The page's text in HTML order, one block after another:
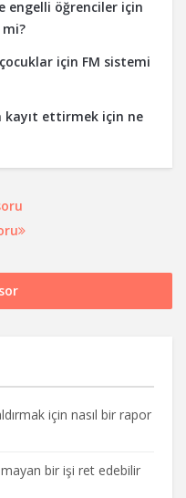
engelli öğrenciler için
mi?
için FM sistemi
kayıt ettirmek için ne
için nasıl bir rapor
bir işi ret edebilir